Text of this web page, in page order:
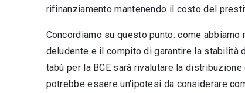
rifinanziamento mantenendo il costo del
Concordiamo su questo punto: come
deludente e il compito di garantire la stabilità
tabù per la BCE sarà rivalutare la
potrebbe essere un'ipotesi da considerare